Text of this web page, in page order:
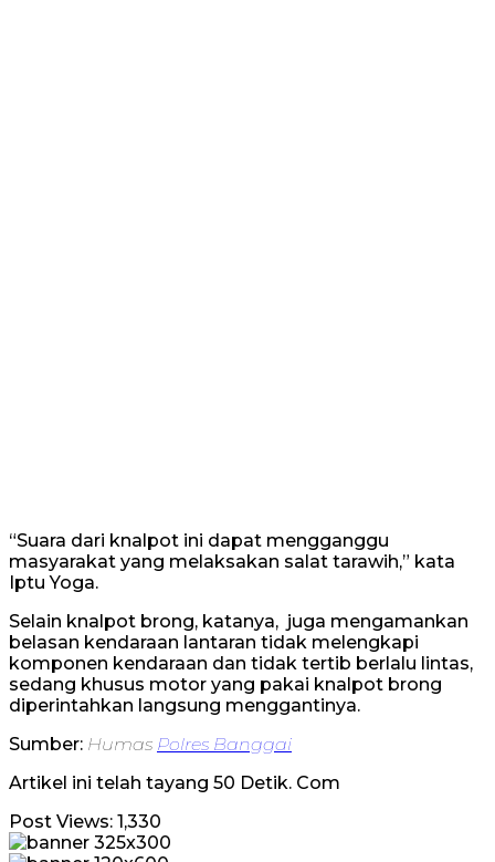
“Suara dari knalpot ini dapat mengganggu
masyarakat yang melaksakan salat tarawih,” kata
Iptu Yoga.
Selain knalpot brong, katanya, juga mengamankan
belasan kendaraan lantaran tidak melengkapi
komponen kendaraan dan tidak tertib berlalu lintas,
sedang khusus motor yang pakai knalpot brong
diperintahkan langsung menggantinya.
Sumber: Humas Polres Banggai
Artikel ini telah tayang 50 Detik. Com
Post Views: 1,330